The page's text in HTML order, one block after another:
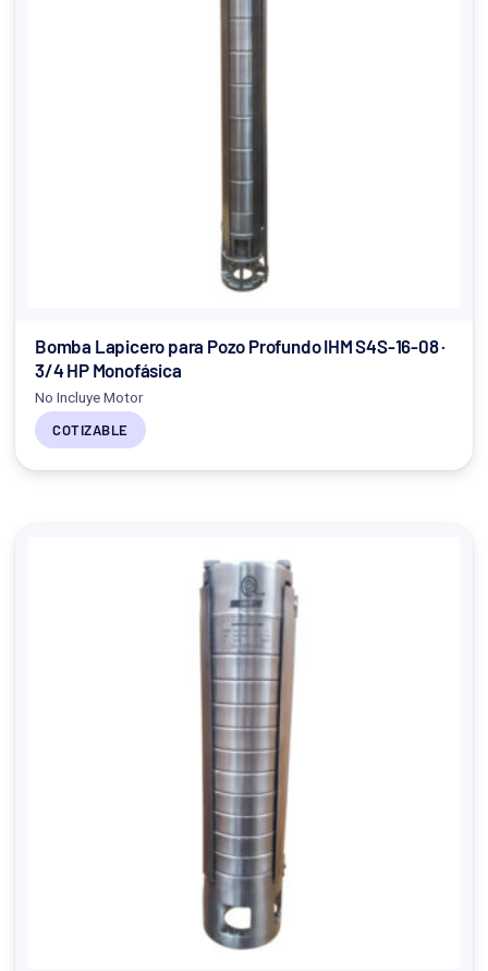
Bomba Lapicero para Pozo Profundo IHM S4S-16-08 ·
3/4 HP Monofásica
No Incluye Motor
COTIZABLE